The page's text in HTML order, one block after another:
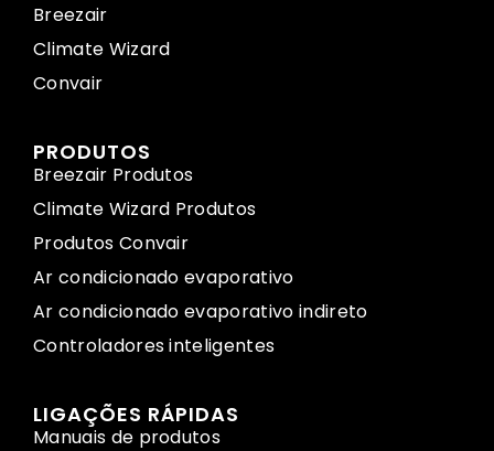
Breezair
Climate Wizard
Convair
PRODUTOS
Breezair Produtos
Climate Wizard Produtos
Produtos Convair
Ar condicionado evaporativo
Ar condicionado evaporativo indireto
Controladores inteligentes
LIGAÇÕES RÁPIDAS
Manuais de produtos